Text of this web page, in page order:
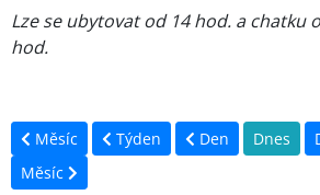
Lze se ubytovat od 14 hod. a chatku
hod.
Měsíc Týden Den Dnes
Měsíc